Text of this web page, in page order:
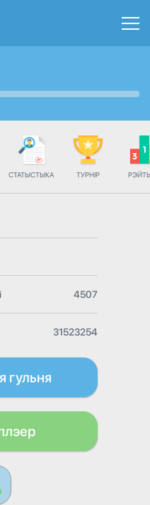
СТАТЫСТЫКА ТУРНІР
4507
31523254
гульня